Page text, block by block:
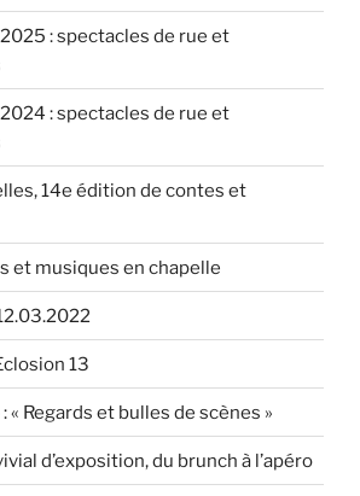
: spectacles de rue et
: spectacles de rue et
14e édition de contes et
et musiques en chapelle
13
« Regards et bulles de scènes »
d’exposition, du brunch à l’apéro